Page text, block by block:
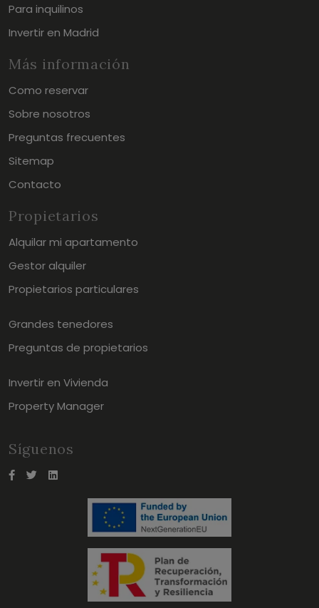
Para inquilinos
Invertir en Madrid
Más información
Como reservar
Sobre nosotros
Preguntas frecuentes
Sitemap
Contacto
Propietarios
Alquilar mi apartamento
Gestor alquiler
Propietarios particulares
Grandes tenedores
Preguntas de propietarios
Invertir en Vivienda
Property Manager
Síguenos